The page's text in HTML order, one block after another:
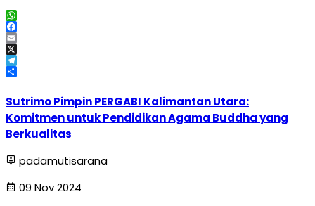
WhatsApp
Facebook
Email
X
Telegram
Sutrimo Pimpin PERGABI Kalimantan Utara:
Komitmen untuk Pendidikan Agama Buddha yang
Berkualitas
padamutisarana
09 Nov 2024